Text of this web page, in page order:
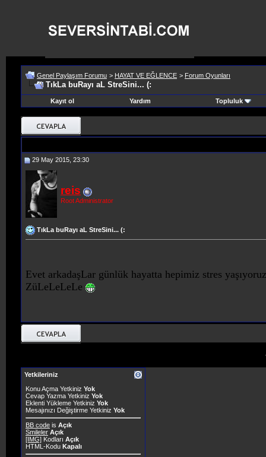
Genel Paylaşım Forumu > HAYAT VE EĞLENCE > Forum Oyunları
TıkLa buRayı aL StreSini... (:
Kayıt ol Yardım Topluluk
29 May 2015, 23:30
reis
Root Administrator
TıkLa buRayı aL StreSini... (:
Evet arkadaşLar günlük hayatta hepimiz stres
ZüLeLeLeLe
Yetkileriniz
Konu Açma Yetkiniz Yok
Cevap Yazma Yetkiniz Yok
Eklenti Yükleme Yetkiniz Yok
Mesajınızı Değiştirme Yetkiniz Yok
BB code is Açık
Smileler Açık
[IMG] Kodları Açık
HTML-Kodu Kapalı